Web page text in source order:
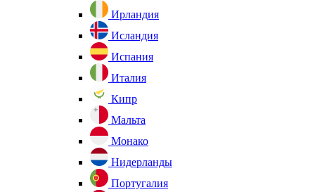
Ирландия
Исландия
Испания
Италия
Кипр
Мальта
Монако
Нидерланды
Португалия